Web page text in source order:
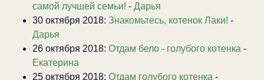
самой лучшей семьи! - Дарья
30 октября 2018: Знакомьтесь, котенок Лаки! -
Дарья
26 октября 2018: Отдам бело - голубого котенка -
Екатерина
25 октября 2018: Отдам голубого котенка -